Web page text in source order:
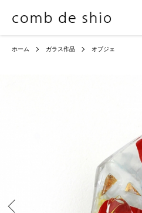
ホーム ガラス作品 オブジェ